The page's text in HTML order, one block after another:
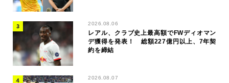
2026.08.06
レアル、クラブ史上最高額でFWディオマン
デ獲得を発表！ 総額227億円以上、7年契
約を締結
2026.08.07